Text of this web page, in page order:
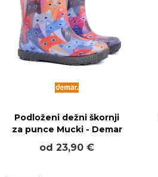
Podloženi dežni škornji
za punce Mucki - Demar
od 23,90 €